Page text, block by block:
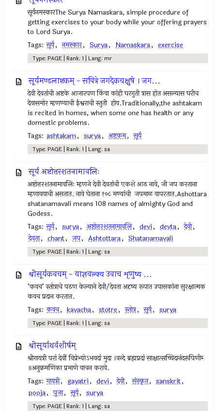
सूर्यनमस्कारThe Surya Namaskara, simple procedure of
getting exercises to your body while your offering prayers
to Lord Surya.
Tags: सूर्य, नमस्कार, Surya, Namaskara, exercise
Type: PAGE | Rank: 1 | Lang: mr
सूर्यमण्डलाष्टकम् - सवित्रे जगदेकचक्षुषे । जग...
देवी देवतांची अष्टके आजारपण किंवा कांही घरगुती त्रास होत असल्यास घरीच
देवासमोर म्हणण्याची ईश्वराची स्तुती होय.Traditionally,the ashtakam
is recited in homes, when some one has health or any
domestic problems.
Tags: ashtakam, surya, अष्टकम्‌, सूर्य
Type: PAGE | Rank: 1 | Lang: sa
सूर्य अष्टोत्तरशतनामावलिः
अष्टोत्तरशतनामावलिः म्हणजे देवी देवतांची एकशे आठ नावे, जी जप करताना
म्हणावयाची असतात. नावे घेताना १०८ मण्यांची जपमाळ वापरतात.Ashottara
shatanamavali means 108 names of almighty God and
Godess.
Tags: सूर्य, surya, अष्टोत्तरशतनामावलि, devi, devta, देवी,
देवता, chant, जप, Ashtottara, Shatanamavali
Type: PAGE | Rank: 1 | Lang: sa
श्रीसूर्यकवचम् - याज्ञवल्क्य उवाच शृणुष्व ...
‘कवच‘ स्तोत्राचे पठण केल्याने देवी/देवता अदृष्य रूपात उपासकांना सुरक्षात्मक
कवच प्रदान करतात.
Tags: कवच, kavacha, stotre, स्तोत्र, सूर्य, surya
Type: PAGE | Rank: 1 | Lang: sa
श्रीसूर्याथर्वशीर्षम्
श्रीगायत्री परां देवीं विप्रेभ्योऽभयदां मुदा ।वन्दे ब्रह्मप्रदां साक्षात्सच्चिदानंदरूपिणीम्‍
॥अनुक्रमणिका प्रमाणे वाचन करावे.
Tags: गायत्री, gayatri, devi, देवी, संस्कृत, sanskrit,
pooja, पूजा, सूर्य, surya
Type: PAGE | Rank: 1 | Lang: sa